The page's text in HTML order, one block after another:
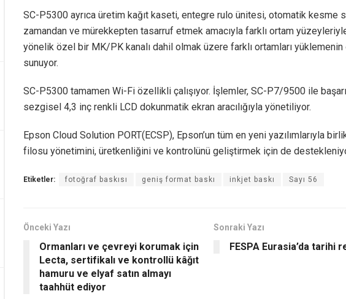
SC-P5300 ayrıca üretim kağıt kaseti, entegre rulo ünitesi, otomatik kesme
zamandan ve mürekkepten tasarruf etmek amacıyla farklı ortam
yönelik özel bir MK/PK kanalı dahil olmak üzere farklı ortamları
sunuyor.
SC-P5300 tamamen Wi-Fi özellikli çalışıyor. İşlemler, SC-P7/9500 ile
sezgisel 4,3 inç renkli LCD dokunmatik ekran aracılığıyla yönetiliyor.
Epson Cloud Solution PORT(ECSP), Epson’un tüm en yeni yazılımlarıyla
filosu yönetimini, üretkenliğini ve kontrolünü geliştirmek için de
Etiketler: fotoğraf baskısı geniş format baskı inkjet baskı Sayı 56
Önceki Yazı
Ormanları ve çevreyi korumak için
Lecta, sertifikalı ve kontrollü kâğıt
hamuru ve elyaf satın almayı
taahhüt ediyor
Sonraki Yazı
FESPA Eurasia’da tarihi